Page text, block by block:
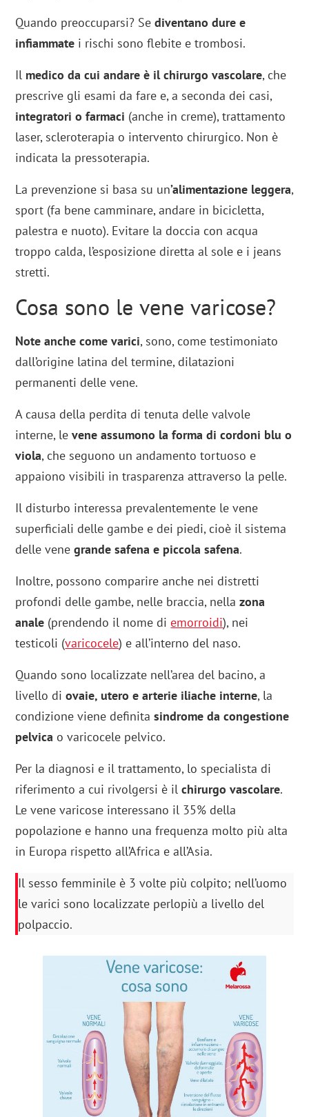
Quando preoccuparsi? Sediventano dure e
infiammate i rischi sono flebite e trombosi.
Il medico da cui andare è il chirurgo vascolare, che
prescrive gli esami da fare e, a seconda dei casi,
integratori o farmaci (anche in creme), trattamento
laser, scleroterapia o intervento chirurgico. Non è
indicata la pressoterapia.
La prevenzione si basa su un’alimentazione leggera,
sport (fa bene camminare, andare in bicicletta,
palestra e nuoto). Evitare la doccia con acqua
troppo calda, l’esposizione diretta al sole e i jeans
stretti.
Cosa sono le vene varicose?
Note anche come varici, sono, come testimoniato
dall’origine latina del termine, dilatazioni
permanenti delle vene.
A causa della perdita di tenuta delle valvole
interne, levene assumono la forma di cordoni blu o
viola, che seguono un andamento tortuoso e
appaiono visibili in trasparenza attraverso la pelle.
Il disturbo interessa prevalentemente le vene
superficiali delle gambe e dei piedi, cioè il sistema
delle vene grande safena e piccola safena.
Inoltre, possono comparire anche nei distretti
profondi delle gambe, nelle braccia, nellazona
anale (prendendo il nome diemorroidi), nei
testicoli (varicocele) e all’interno del naso.
Quando sono localizzate nell’area del bacino, a
livello di ovaie, utero e arterie iliache interne, la
condizione viene definitasindrome da congestione
pelvica o varicocele pelvico.
Per la diagnosi e il trattamento, lo specialista di
riferimento a cui rivolgersi è ilchirurgo vascolare.
Le vene varicose interessano il 35% della
popolazione e hanno una frequenza molto più alta
in Europa rispetto all’Africa e all’Asia.
Il sesso femminile è 3 volte più colpito; nell’uomo
le varici sono localizzate perlopiù a livello del
polpaccio.